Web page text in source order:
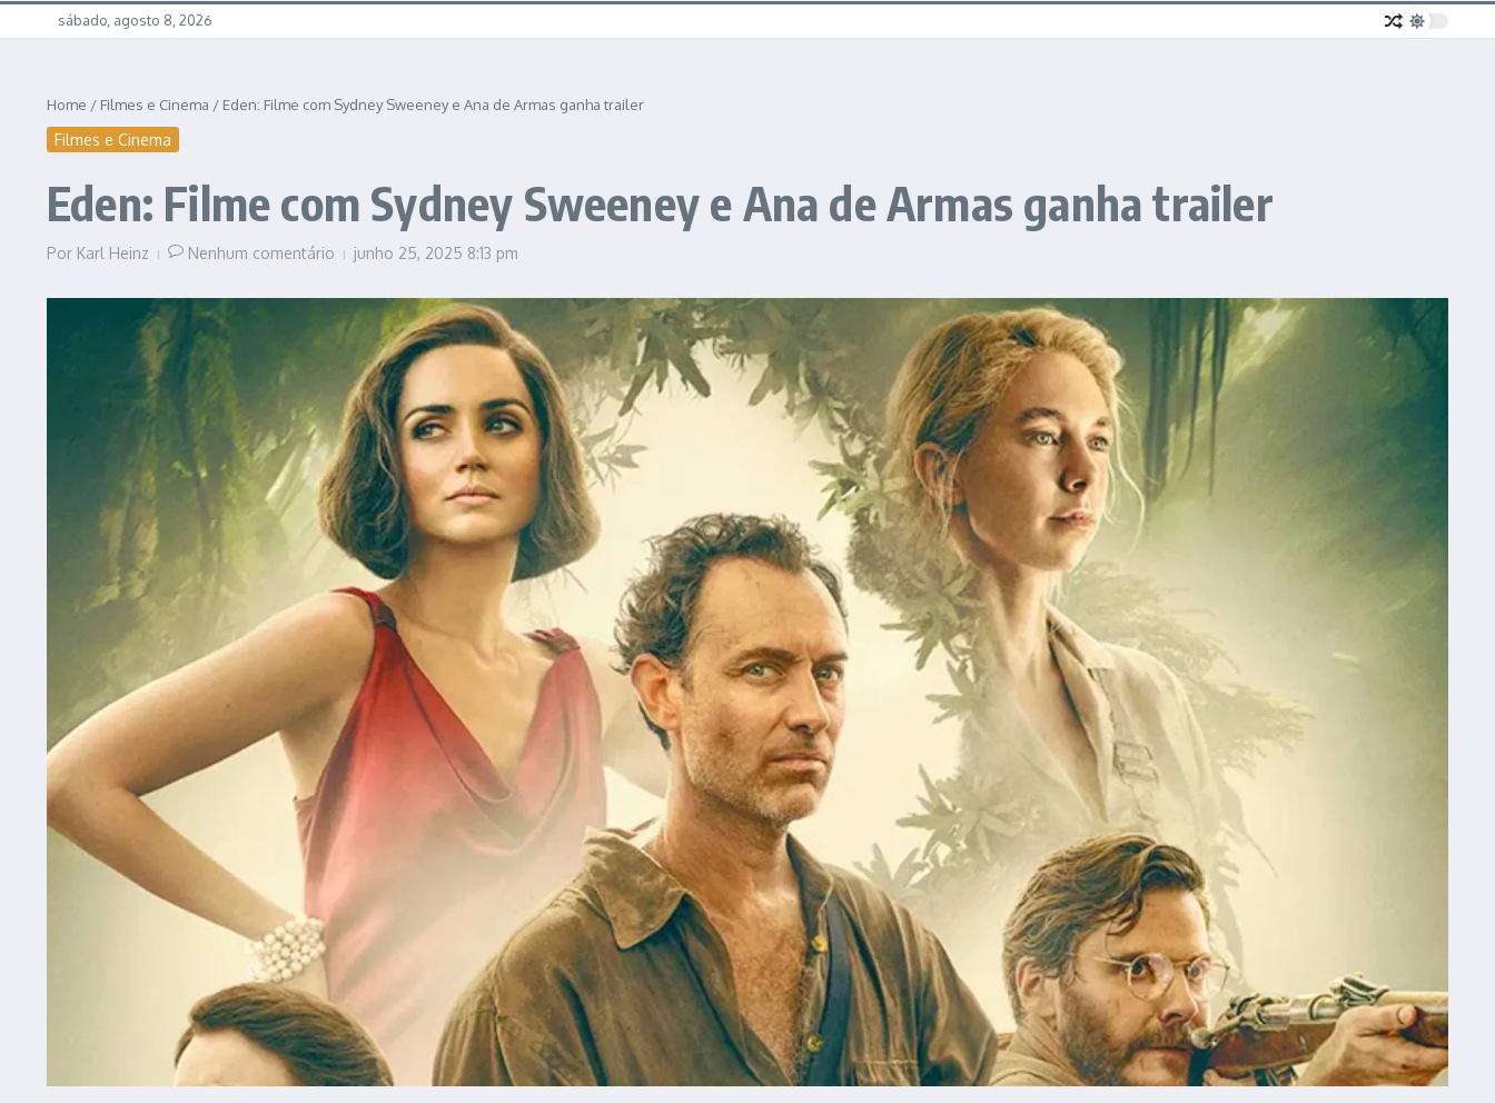
sábado, agosto 8, 2026
Home / Filmes e Cinema / Eden: Filme com Sydney Sweeney e Ana de Armas ganha trailer
Filmes e Cinema
Eden: Filme com Sydney Sweeney e Ana de Armas ganha trailer
Por Karl Heinz Nenhum comentário junho 25, 2025 8:13 pm